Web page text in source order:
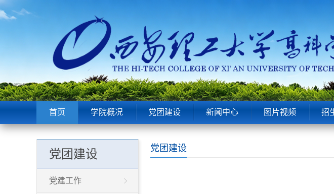
首页 学院概况 党团建设 新闻中心 图片视频 招
党团建设
党团建设
党建工作